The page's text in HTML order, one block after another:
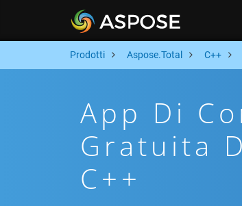
Prodotti Aspose.Total C++
App Di
Gratuita
C++